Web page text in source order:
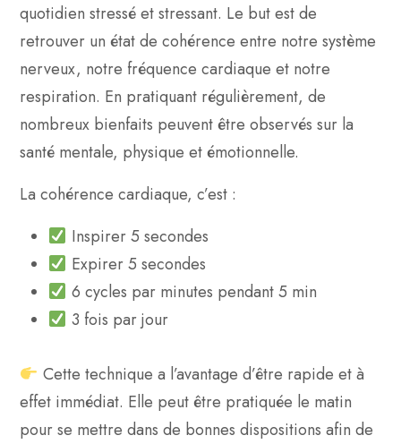
quotidien stressé et stressant. Le but est de
retrouver un état de cohérence entre notre système
nerveux, notre fréquence cardiaque et notre
respiration. En pratiquant régulièrement, de
nombreux bienfaits peuvent être observés sur la
santé mentale, physique et émotionnelle.
La cohérence cardiaque, c’est :
Inspirer 5 secondes
Expirer 5 secondes
6 cycles par minutes pendant 5 min
3 fois par jour
Cette technique a l’avantage d’être rapide et à
effet immédiat. Elle peut être pratiquée le matin
pour se mettre dans de bonnes dispositions afin de